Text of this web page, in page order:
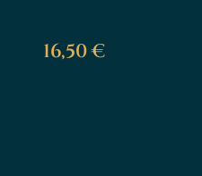
16,50 €